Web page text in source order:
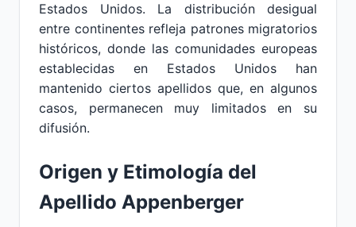
Estados Unidos. La distribución desigual
entre continentes refleja patrones migratorios
históricos, donde las comunidades europeas
establecidas en Estados Unidos han
mantenido ciertos apellidos que, en algunos
casos, permanecen muy limitados en su
difusión.
Origen y Etimología del
Apellido Appenberger